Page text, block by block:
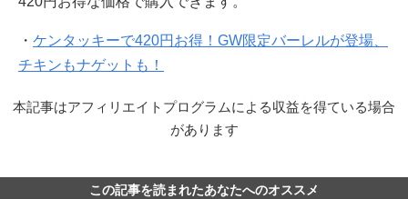
・ ケンタッキーで420円お得！GW限定バーレルが登場、
チキンもナゲットも！
本記事はアフィリエイトプログラムによる収益を得ている場合
があります
この記事を読まれたあなたへのオススメ